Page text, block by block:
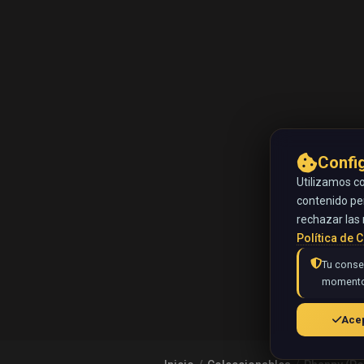
Utilizamos
contenido
rechazar las
Política de
Tu